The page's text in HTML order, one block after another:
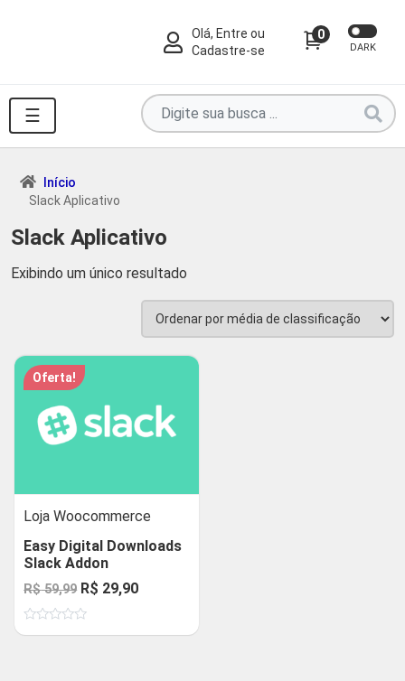
Olá, Entre ou
Cadastre-se
0
DARK
☰
Pesquise
por
produtos
Início
Slack Aplicativo
Slack Aplicativo
Exibindo um único resultado
Oferta!
Loja Woocommerce
Easy Digital Downloads
Slack Addon
R$59,99 O
preço
original
R$ 29,90O
atual